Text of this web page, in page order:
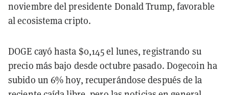
noviembre del presidente Donald Trump, favorable
al ecosistema cripto.
DOGE cayó hasta $0,145 el lunes, registrando su
precio más bajo desde octubre pasado. Dogecoin ha
subido un 6% hoy, recuperándose después de la